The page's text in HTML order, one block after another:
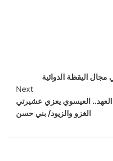
مجال اليقظة الدوائية
Next
العيسوي يعزي عشيرتي
الغزو والزيود/ بني حسن